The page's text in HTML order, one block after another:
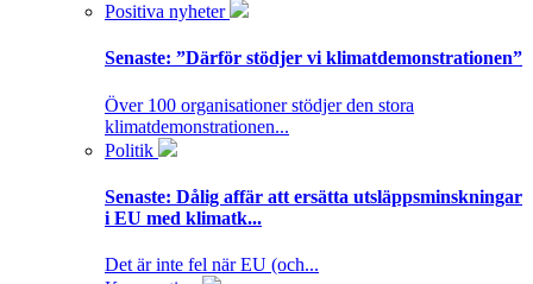
Positiva nyheter
Senaste: ”Därför stödjer vi klimatdemonstrationen”
Över 100 organisationer stödjer den stora
klimatdemonstrationen...
Politik
Senaste: Dålig affär att ersätta utsläppsminskningar
i EU med klimatk...
Det är inte fel när EU (och...